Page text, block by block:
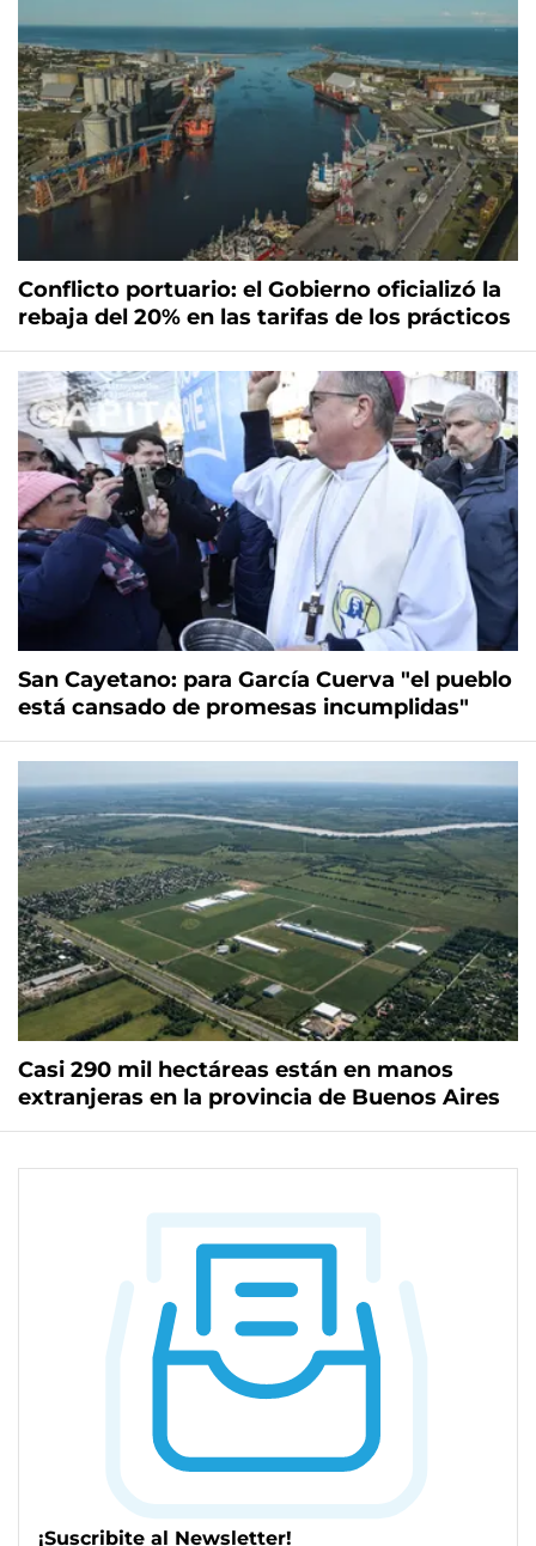
Conflicto portuario: el Gobierno oficializó la
rebaja del 20% en las tarifas de los prácticos
San Cayetano: para García Cuerva "el pueblo
está cansado de promesas incumplidas"
Casi 290 mil hectáreas están en manos
extranjeras en la provincia de Buenos Aires
¡Suscribite al Newsletter!